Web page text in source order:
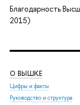
Благодарность
2015)
О ВЫШКЕ
Цифры и факты
Руководство и структура